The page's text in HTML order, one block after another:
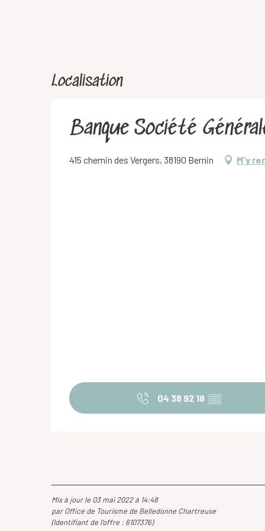
Localisation
Banque Société
415 chemin des Vergers, 38190 Bernin M'y
04 38 92 18 ▒▒
Mis à jour le 03 mai 2022 à 14:48
par Office de Tourisme de Belledonne Chartreuse
(Identifiant de l'offre : 6107376)